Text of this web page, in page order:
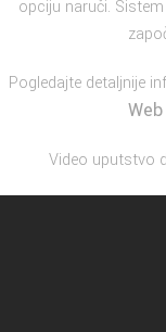
opciju naruči.
Pogledajte detaljnije
Video uputstvo